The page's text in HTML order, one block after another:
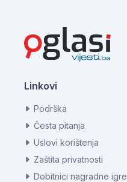
Linkovi
Podrška
Česta pitanja
Uslovi korištenja
Zaštita privatnosti
Dobitnici nagradne igre